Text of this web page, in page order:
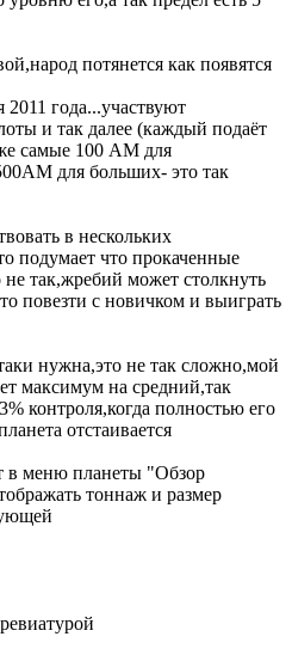
потянется как появятся
года...участвуют
и так далее (каждый подаёт
самые 100 АМ для
для больших- это так
в нескольких
подумает что прокаченные
не так,жребий может столкнуть
повезти с новичком и выиграть
нужна,это не так сложно,мой
максимум на средний,так
контроля,когда полностью его
отстаивается
в меню планеты "Обзор
тоннаж и размер